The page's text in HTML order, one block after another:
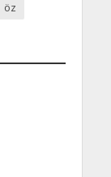
öz